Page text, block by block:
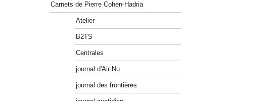
Carnets de Pierre Cohen-Hadria
Atelier
B2TS
Centrales
journal d'Air Nu
journal des frontières